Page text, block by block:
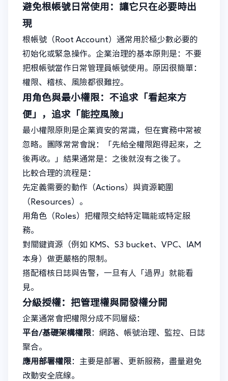
避免根帳號日常使用：讓它只在必要時出
現
根帳號（Root Account）通常用於極少數必要的
初始化或緊急操作。企業治理的基本原則是：不要
把根帳號當作日常管理員帳號使用。原因很簡單：
權限、稽核、風險都很難控。
用角色與最小權限：不追求「看起來方
便」，追求「能控風險」
最小權限原則是企業資安的常識，但在實務中常被
忽略。團隊常常會說：「先給全權限跑得起來，之
後再收。」結果通常是：之後就沒有之後了。
比較合理的流程是：
先定義需要的動作（Actions）與資源範圍
（Resources）。
用角色（Roles）把權限交給特定職能或特定服
務。
對關鍵資源（例如 KMS、S3 bucket、VPC、IAM
本身）做更嚴格的限制。
搭配稽核日誌與告警，一旦有人「過界」就能看
見。
分級授權：把管理權與開發權分開
企業通常會把權限分成不同層級：
平台/基礎架構權限：網路、帳號治理、監控、日誌
聚合。
應用部署權限：主要是部署、更新服務，盡量避免
改動安全底線。